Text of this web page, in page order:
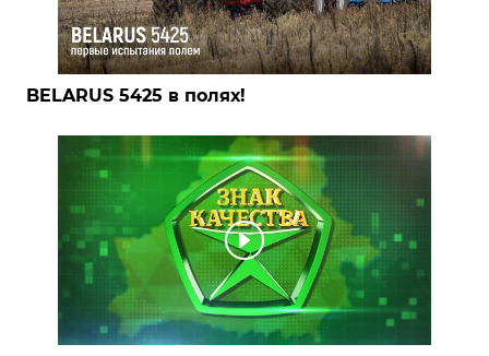
BELARUS 5425 в полях!